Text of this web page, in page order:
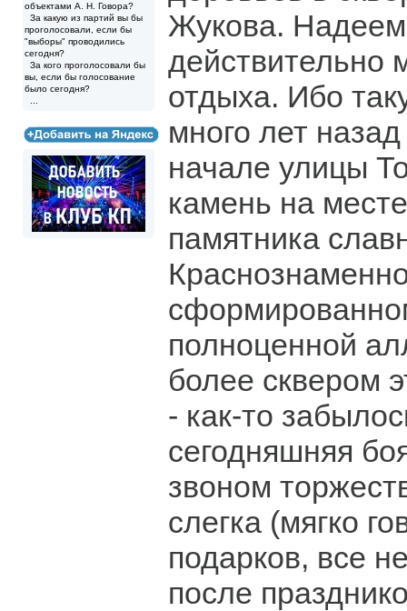
объектами А. Н. Говора?
За какую из партий вы бы
проголосовали, если бы
"выборы" проводились
сегодня?
За кого проголосовали бы
вы, если бы голосование
было сегодня?
Жукова.
действительно
отдыха. Ибо
много лет
начале улицы
камень на
памятника
полноценной
более сквером
- как-то
сегодняшняя
звоном
слегка (мягко
подарков, все
после